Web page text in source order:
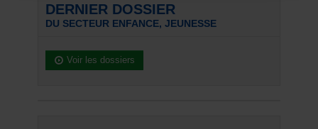
DERNIER DOSSIER
DU SECTEUR ENFANCE, JEUNESSE
Voir les dossiers